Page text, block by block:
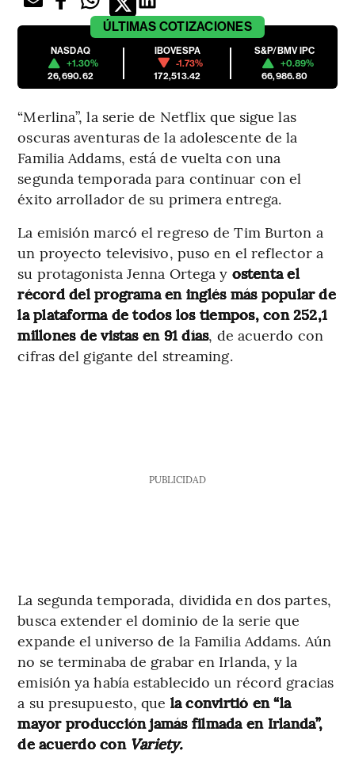
ÚLTIMAS COTIZACIONES
NASDAQ
+1.30%
26,690.62
IBOVESPA
-1.73%
172,513.42
S&P/BMV IPC
+0.89%
66,986.80
“Merlina”, la serie de Netflix que sigue las
oscuras aventuras de la adolescente de la
Familia Addams, está de vuelta con una
segunda temporada para continuar con el
éxito arrollador de su primera entrega.
La emisión marcó el regreso de Tim Burton a
un proyecto televisivo, puso en el reflector a
su protagonista Jenna Ortega y ostenta el
récord del programa en inglés más popular de
la plataforma de todos los tiempos, con 252,1
millones de vistas en 91 días, de acuerdo con
cifras del gigante del streaming.
PUBLICIDAD
La segunda temporada, dividida en dos partes,
busca extender el dominio de la serie que
expande el universo de la Familia Addams. Aún
no se terminaba de grabar en Irlanda, y la
emisión ya había establecido un récord gracias
a su presupuesto, que la convirtió en “la
mayor producción jamás filmada en Irlanda”,
de acuerdo con Variety.